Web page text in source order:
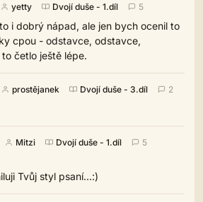
yetty Dvojí duše - 1.díl 5
i dobrý nápad, ale jen bych ocenil to
cpou - odstavce, odstavce,
četlo ještě lépe.
prostějanek Dvojí duše - 3.díl 2
Mitzi Dvojí duše - 1.díl 5
Tvůj styl psaní...:)